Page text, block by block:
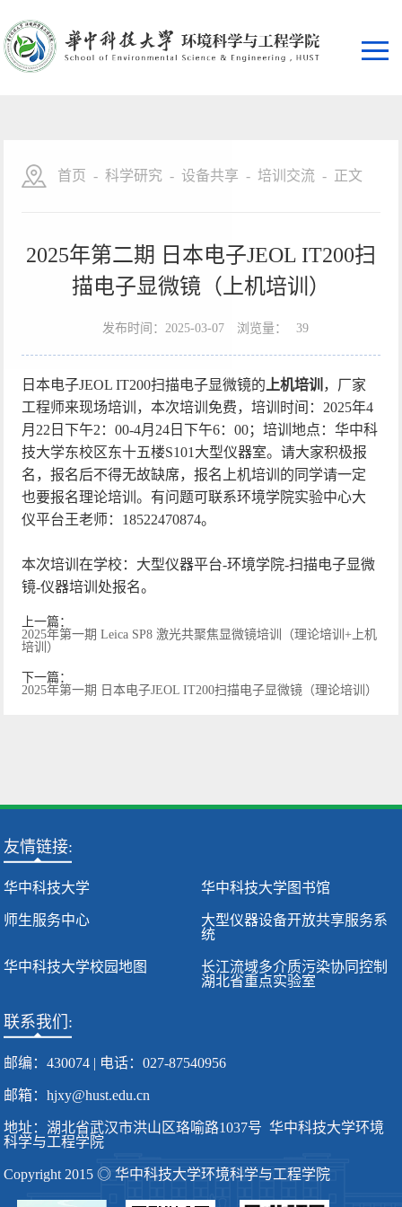
首页 - 科学研究 - 设备共享 - 培训交流 - 正文
2025年第二期 日本电子JEOL IT200扫
描电子显微镜（上机培训）
发布时间：2025-03-07 浏览量： 39
日本电子JEOL IT200扫描电子显微镜的 上机培训 ，厂家
工程师来现场培训，本次培训免费，培训时间：2025年4
月22日下午2：00-4月24日下午6：00；培训地点：华中科
技大学东校区东十五楼S101大型仪器室。请大家积极报
名，报名后不得无故缺席，报名上机培训的同学请一定
也要报名理论培训。有问题可联系环境学院实验中心大
仪平台王老师：18522470874。
本次培训在学校：大型仪器平台-环境学院-扫描电子显微
镜-仪器培训处报名。
上一篇：
2025年第一期 Leica SP8 激光共聚焦显微镜培训（理论培训+上机
培训）
下一篇：
2025年第一期 日本电子JEOL IT200扫描电子显微镜（理论培训）
友情链接:
华中科技大学 华中科技大学图书馆
师生服务中心
大型仪器设备开放共享服务系
统
华中科技大学校园地图
长江流域多介质污染协同控制
湖北省重点实验室
联系我们:
邮编：430074 | 电话：027-87540956
邮箱：hjxy@hust.edu.cn
地址：湖北省武汉市洪山区珞喻路1037号 华中科技大学环境
科学与工程学院
Copyright 2015 ◎ 华中科技大学环境科学与工程学院